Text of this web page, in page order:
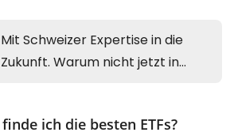
finde ich die besten ETFs?